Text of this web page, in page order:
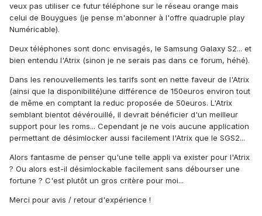
veux pas utiliser ce futur téléphone sur le réseau orange mais
celui de Bouygues (je pense m'abonner à l'offre quadruple play
Numéricable).
Deux téléphones sont donc envisagés, le Samsung Galaxy S2... et
bien entendu l'Atrix (sinon je ne serais pas dans ce forum, héhé).
Dans les renouvellements les tarifs sont en nette faveur de l'Atrix
(ainsi que la disponibilité)une différence de 150euros environ tout
de même en comptant la reduc proposée de 50euros. L'Atrix
semblant bientot dévérouillé, il devrait bénéficier d'un meilleur
support pour les roms... Cependant je ne vois aucune application
permettant de désimlocker aussi facilement l'Atrix que le SGS2...
Alors fantasme de penser qu'une telle appli va exister pour l'Atrix
? Ou alors est-il désimlockable facilement sans débourser une
fortune ? C'est plutôt un gros critère pour moi...
Merci pour avis / retour d'expérience !